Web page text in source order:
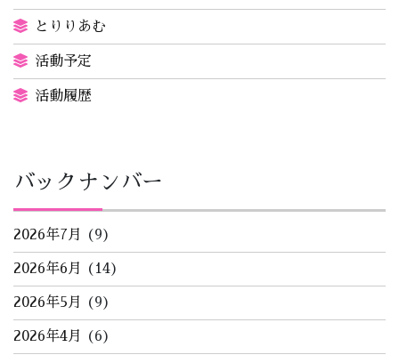
とりりあむ
活動予定
活動履歴
バックナンバー
2026年7月 (9)
2026年6月 (14)
2026年5月 (9)
2026年4月 (6)